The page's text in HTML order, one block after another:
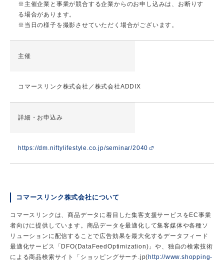
※主催企業と事業が競合する企業からのお申し込みは、お断りす
る場合があります。
※当日の様子を撮影させていただく場合がございます。
主催
コマースリンク株式会社／株式会社ADDIX
詳細・お申込み
https://dm.niftylifestyle.co.jp/seminar/2040
コマースリンク株式会社について
コマースリンクは、商品データに着目した集客支援サービスをEC事業
者向けに提供しています。商品データを最適化して集客媒体や各種ソ
リューションに配信することで広告効果を最大化するデータフィード
最適化サービス「DFO(DataFeedOptimization)」や、独自の検索技術
による商品検索サイト「ショッピングサーチ.jp(http://www.shopping-